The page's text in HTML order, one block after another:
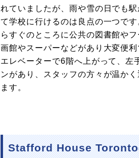
れていましたが、雨や雪の日でも
て学校に行けるのは良点の一つで
らすぐのところに公共の図書館や
画館やスーパーなどがあり大変便利
エレベーターで6階へ上がって、左
ンがあり、スタッフの方々が温か
ます。
Stafford House Toronto